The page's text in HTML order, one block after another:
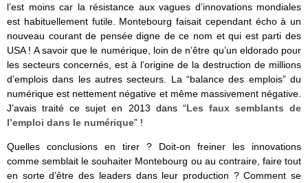
l’est moins car la résistance aux vagues d’innovations mondiales
est habituellement futile. Montebourg faisait cependant écho à un
nouveau courant de pensée digne de ce nom et qui est parti des
USA ! A savoir que le numérique, loin de n’être qu’un eldorado pour
les secteurs concernés, est à l’origine de la destruction de millions
d’emplois dans les autres secteurs. La “balance des emplois” du
numérique est nettement négative et même massivement négative.
J’avais traité ce sujet en 2013 dans “Les faux semblants de
l’emploi dans le numérique” !
Quelles conclusions en tirer ? Doit-on freiner les innovations
comme semblait le souhaiter Montebourg ou au contraire, faire tout
en sorte d’être des leaders dans leur production ? Comment se